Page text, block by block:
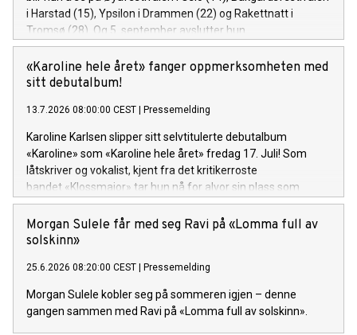
i Harstad (15), Ypsilon i Drammen (22) og Rakettnatt i
Tromsø (28). Og 5. september avslutter hun
festivalsesongen med Spirefest i Ålesund.
«Karoline hele året» fanger oppmerksomheten med
sitt debutalbum!
13.7.2026 08:00:00 CEST Pressemelding
Karoline Karlsen slipper sitt selvtitulerte debutalbum
«Karoline» som «Karoline hele året» fredag 17. Juli! Som
låtskriver og vokalist, kjent fra det kritikerroste
bandet «Klossmajor» tar hun nå for alvor sin plass som
soloartist. Lytteren inviteres inn i et personlig og ujålete
univers fullt av varme, humor og ærlighet.
Morgan Sulele får med seg Ravi på «Lomma full av
solskinn»
25.6.2026 08:20:00 CEST Pressemelding
Morgan Sulele kobler seg på sommeren igjen – denne
gangen sammen med Ravi på «Lomma full av solskinn».